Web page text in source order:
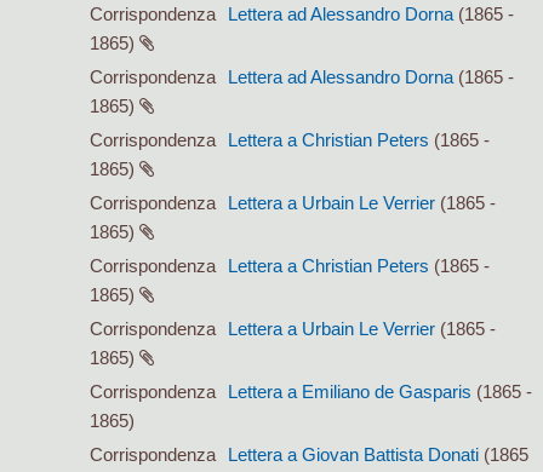
Corrispondenza
Lettera ad Alessandro Dorna (1865 -
1865)
Corrispondenza
Lettera ad Alessandro Dorna (1865 -
1865)
Corrispondenza
Lettera a Christian Peters (1865 -
1865)
Corrispondenza
Lettera a Urbain Le Verrier (1865 -
1865)
Corrispondenza
Lettera a Christian Peters (1865 -
1865)
Corrispondenza
Lettera a Urbain Le Verrier (1865 -
1865)
Corrispondenza
Lettera a Emiliano de Gasparis (1865 -
1865)
Corrispondenza
Lettera a Giovan Battista Donati (1865